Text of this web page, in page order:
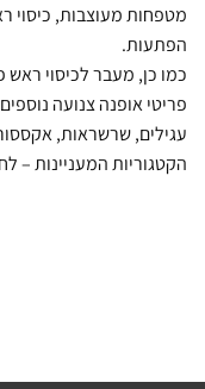
מטפחות מעוצבות, כיסוי
הפתעות.
כמו כן, מעבר לכיסוי ראש
פריטי אופנה צנועה
עגילים, שרשראות,
הקטגוריות המעניינות –